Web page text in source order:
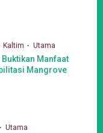
Kaltim Utama
Manfaat
Mangrove
Utama